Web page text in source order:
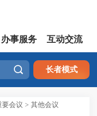
办事服务 互动交流
 长者模式
要会议 > 其他会议